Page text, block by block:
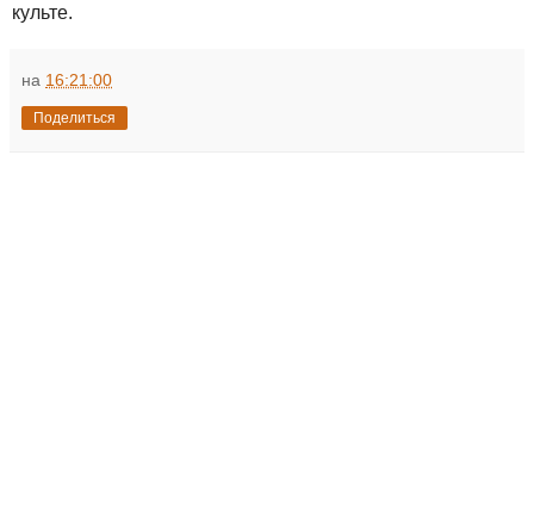
культе.
на 16:21:00
Поделиться